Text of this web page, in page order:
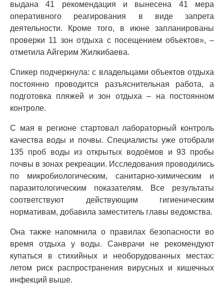
выдана 41 рекомендация и вынесена 41 мера
оперативного реагирования в виде запрета
деятельности. Кроме того, в июне запланированы
проверки 11 зон отдыха с посещением объектов», –
отметила Айгерим Жилкибаева.
Спикер подчеркнула: с владельцами объектов отдыха
постоянно проводится разъяснительная работа, а
подготовка пляжей и зон отдыха – на постоянном
контроле.
С мая в регионе стартовал лабораторный контроль
качества воды и почвы. Специалисты уже отобрали
135 проб воды из открытых водоёмов и 93 пробы
почвы в зонах рекреации. Исследования проводились
по микробиологическим, санитарно-химическим и
паразитологическим показателям. Все результаты
соответствуют действующим гигиеническим
нормативам, добавила заместитель главы ведомства.
Она также напомнила о правилах безопасности во
время отдыха у воды. Санврачи не рекомендуют
купаться в стихийных и необорудованных местах:
летом риск распространения вирусных и кишечных
инфекций выше.